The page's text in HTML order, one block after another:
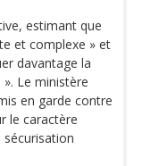
estimant que
et complexe » et
davantage la
Le ministère
en garde contre
le caractère